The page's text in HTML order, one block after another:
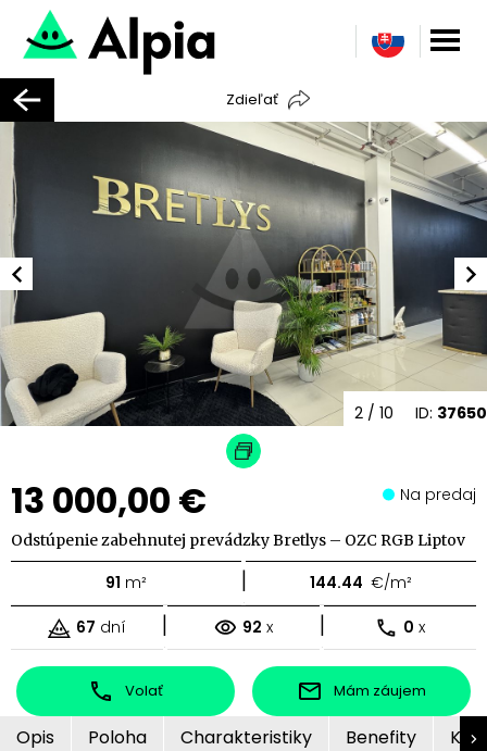
Zdieľať
ID: 37650
2 / 10
13 000,00 € Na predaj
Odstúpenie zabehnutej prevádzky Bretlys – OZC RGB Liptov
91 m² | 144.44 €/m²
67 dní | 92 x | 0 x
Volať Mám záujem
Opis Poloha Charakteristiky Benefity